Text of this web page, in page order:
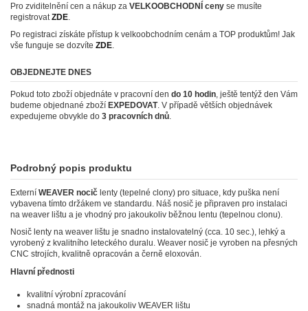
Pro zviditelnění cen a nákup za VELKOOBCHODNÍ ceny se musíte
registrovat ZDE
Po registraci získáte přístup k velkoobchodním cenám a TOP produktům! Jak
vše funguje se dozvíte ZDE.
OBJEDNEJTE DNES
Pokud toto zboží objednáte v pracovní den do 10 hodin, ještě tentýž den Vám
budeme objednané zboží EXPEDOVAT. V případě větších objednávek
expedujeme obvykle do 3 pracovních dnů.
Podrobný popis produktu
Externí WEAVER nocič lenty (tepelné clony) pro situace, kdy puška není
vybavena tímto držákem ve standardu. Náš nosič je připraven pro instalaci
na weaver lištu a je vhodný pro jakoukoliv běžnou lentu (tepelnou clonu).
Nosič lenty na weaver lištu je snadno instalovatelný (cca. 10 sec.), lehký a
vyrobený z kvalitního leteckého duralu. Weaver nosič je vyroben na přesných
CNC strojích, kvalitně opracován a černě eloxován.
Hlavní přednosti
kvalitní výrobní zpracování
snadná montáž na jakoukoliv WEAVER lištu